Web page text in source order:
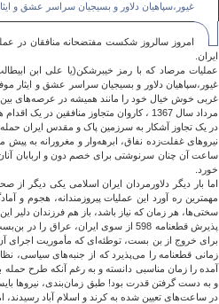
غیور،سپاهیان دلاور و بسیجیان سراسر عشق و
امروز سالروز شکست مفتضحانه منافقان در
ایران.
عملیات مرصاد که با رمز خیبرشکن(یا علی ابن
غیور،سپاهیان دلاور و بسیجیان سراسر عشق و
غربی خوش خیال خود را مانند همیشه در عرصه‌های
مرداد سال 1367 ، کاروان متجاوز
نیروهای غفلت‌زده نفاق، ابرهه‌وار و مغرورانه به‌
ساعت آن چنان سرنوشتی برای خصم دون و اربابان
خورد.
اما بار دیگر دلاورمردان ایران اسلامی یکی دیگر
مهمترین ره آورد این عملیات پیروزمندانه، هجوم
سختی‌ها، هر زمان که نیاز باشد، باز هم فرزندان دلیر
پذیرش قطعنامه 598 از سوی ایران،
برای خروج از بن بست، توطئه‌ای که مأموریت اجرای
زمانی قطعنامه را می‌پذیرد که از جنبه‌های
آمده را زمان مناسبی دانسته و به رغم آنکه طرح
در ساعت‌های تعیین شده به کرند و اسلام آباد رسیدند،